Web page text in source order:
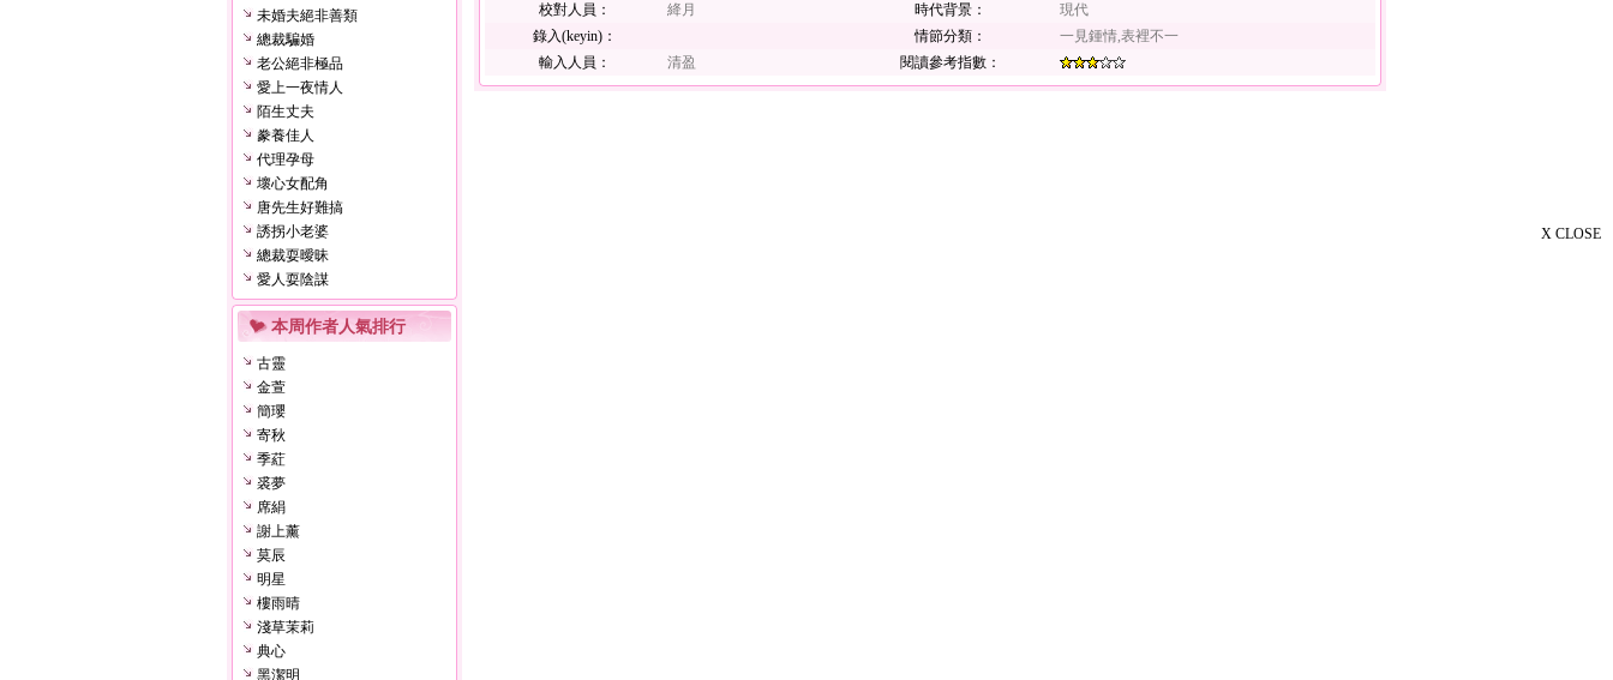
X CLOSE
未婚夫絕非善類
總裁騙婚
老公絕非極品
愛上一夜情人
陌生丈夫
豢養佳人
代理孕母
壞心女配角
唐先生好難搞
誘拐小老婆
總裁耍曖昧
愛人耍陰謀
本周作者人氣排行
古靈
金萱
簡瓔
寄秋
季葒
裘夢
席絹
謝上薰
莫辰
明星
樓雨晴
淺草茉莉
典心
黑潔明
校對人員：
絳月 時代背景：
現代
錄入(keyin)：
情節分類：
一見鍾情,表裡不一
輸入人員：
清盈 閱讀參考指數：